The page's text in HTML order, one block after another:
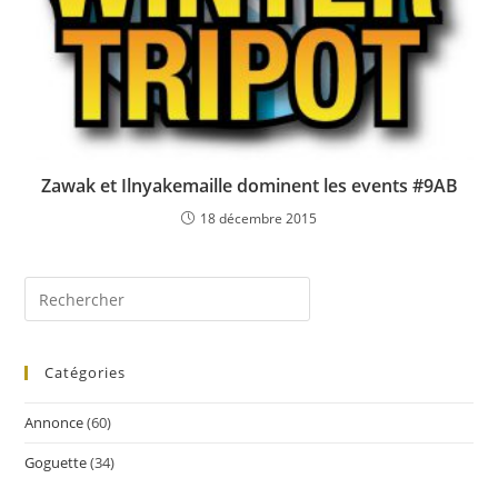
Zawak et Ilnyakemaille dominent les events #9AB
18 décembre 2015
Catégories
Annonce(60)
Goguette(34)